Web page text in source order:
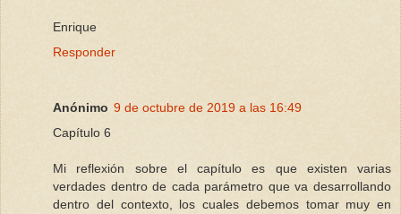
Enrique
Responder
Anónimo 9 de octubre de 2019 a las 16:49
Capítulo 6
Mi reflexión sobre el capítulo es que existen varias
verdades dentro de cada parámetro que va desarrollando
dentro del contexto, los cuales debemos tomar muy en